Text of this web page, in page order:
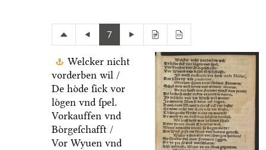
7
Welcker nicht
vorderben wil /
De hoͤde ſick vor
loͤgen vnd ſpel.
Vorkauffen vnd
Boͤrgeſchafft /
Vor Wyuen vnd